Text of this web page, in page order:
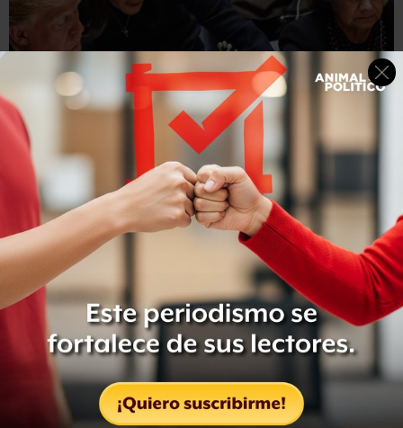
Getty Images
Donald Trump y Nikki Haley comparecieron juntos en la
Asamblea General de Naciones Unidas del pasado mes de
septiembre.
"No he decidido nada sobre a dónde voy a ir", dijo. "Han
sido ocho años intensos (seis como gobernadora de
Carolina del Sur y dos como embajadora ante la ONU), y
creo en los límites de los periodos".